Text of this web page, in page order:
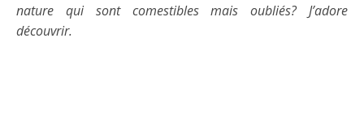
nature qui sont comestibles mais oubliés? J’adore
découvrir.